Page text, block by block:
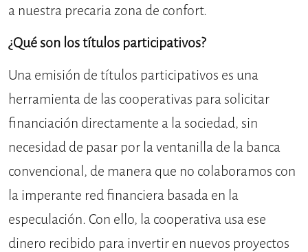
a nuestra precaria zona de confort.
¿Qué son los títulos participativos?
Una emisión de títulos participativos es una
herramienta de las cooperativas para solicitar
financiación directamente a la sociedad, sin
necesidad de pasar por la ventanilla de la banca
convencional, de manera que no colaboramos con
la imperante red financiera basada en la
especulación. Con ello, la cooperativa usa ese
dinero recibido para invertir en nuevos proyectos